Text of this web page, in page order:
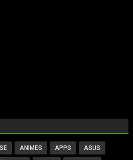
ANIMES APPS ASUS